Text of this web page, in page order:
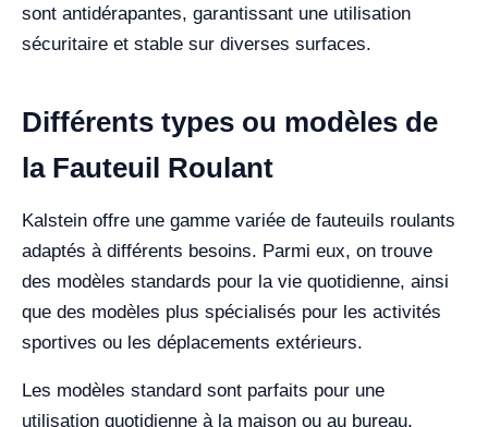
sont antidérapantes, garantissant une utilisation
sécuritaire et stable sur diverses surfaces.
Différents types ou modèles de
la Fauteuil Roulant
Kalstein offre une gamme variée de fauteuils roulants
adaptés à différents besoins. Parmi eux, on trouve
des modèles standards pour la vie quotidienne, ainsi
que des modèles plus spécialisés pour les activités
sportives ou les déplacements extérieurs.
Les modèles standard sont parfaits pour une
utilisation quotidienne à la maison ou au bureau,